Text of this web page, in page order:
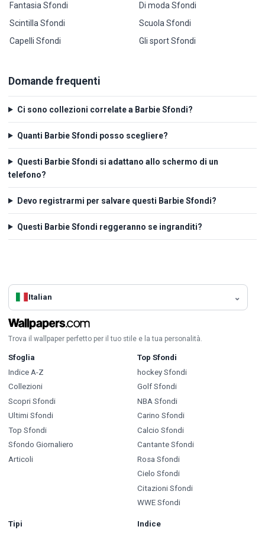
Fantasia Sfondi
Scintilla Sfondi
Capelli Sfondi
Di moda Sfondi
Scuola Sfondi
Gli sport Sfondi
Domande frequenti
Ci sono collezioni correlate a Barbie Sfondi?
Quanti Barbie Sfondi posso scegliere?
Questi Barbie Sfondi si adattano allo schermo di un
telefono?
Devo registrarmi per salvare questi Barbie Sfondi?
Questi Barbie Sfondi reggeranno se ingranditi?
Italian
Trova il wallpaper perfetto per il tuo stile e la tua personalità.
Sfoglia
Indice A-Z
Collezioni
Scopri Sfondi
Ultimi Sfondi
Top Sfondi
Sfondo Giornaliero
Articoli
Top Sfondi
hockey Sfondi
Golf Sfondi
NBA Sfondi
Carino Sfondi
Calcio Sfondi
Cantante Sfondi
Rosa Sfondi
Cielo Sfondi
Citazioni Sfondi
WWE Sfondi
Tipi
Indice